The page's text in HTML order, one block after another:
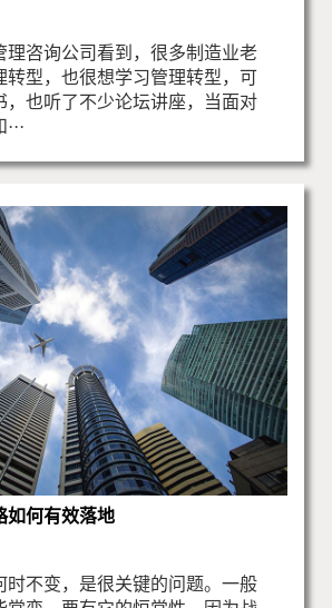
理咨询公司看到，很多制造业老
转型，也很想学习管理转型，可
，也听了不少论坛讲座，当面对
如何有效落地
时不变，是很关键的问题。一般